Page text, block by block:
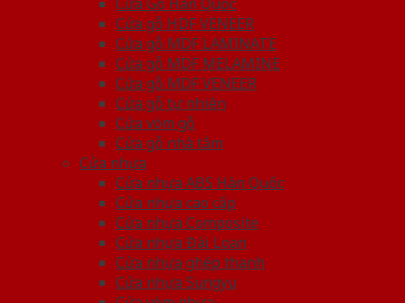
Cửa gỗ HDF VENEER
Cửa gỗ MDF LAMINATE
Cửa gỗ MDF MELAMINE
Cửa gỗ MDF VENEER
Cửa gỗ tự nhiên
Cửa vòm gỗ
Cửa gỗ nhà tắm
Cửa nhựa
Cửa nhựa ABS Hàn Quốc
Cửa nhựa cao cấp
Cửa nhựa Composite
Cửa nhựa Đài Loan
Cửa nhựa ghép thanh
Cửa nhựa Sungyu